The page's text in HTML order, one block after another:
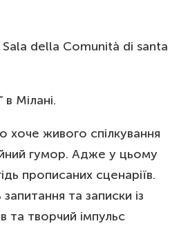
della Comunità di santa
в Мілані.
хоче живого спілкування
гумор. Адже у цьому
прописаних сценаріїв.
та записки із
та творчий імпульс